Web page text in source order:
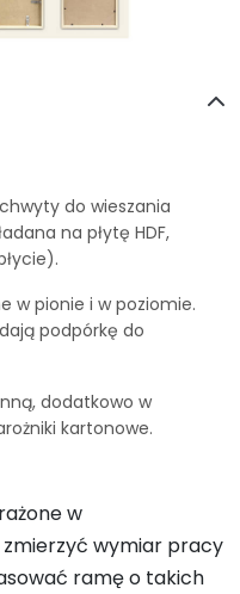
do wieszania
na płytę HDF,
w pionie i w poziomie.
podpórkę do
dodatkowo w
kartonowe.
w
wymiar pracy
ramę o takich